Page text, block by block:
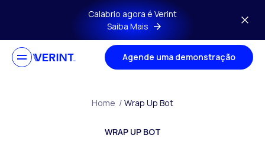
Ir para o conteúdo principal
Calabrio agora é Verint
Saiba Mais
Agende uma demonstração
Home / Wrap Up Bot
WRAP UP BOT